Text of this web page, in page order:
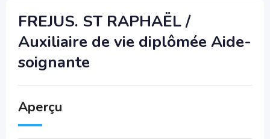
FREJUS. ST RAPHAËL /
Auxiliaire de vie diplômée Aide-
soignante
Aperçu